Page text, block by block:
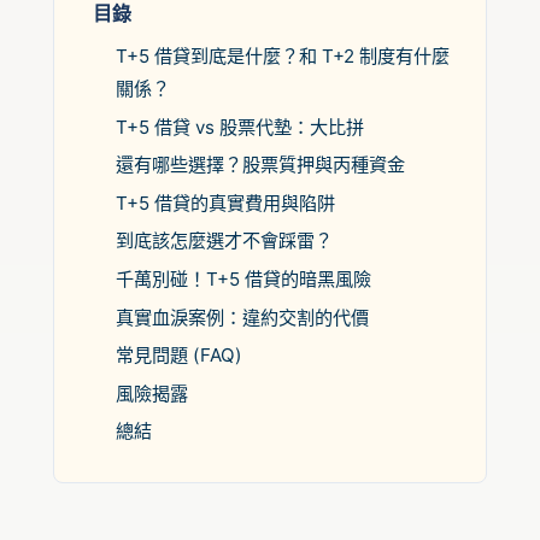
目錄
T+5 借貸到底是什麼？和 T+2 制度有什麼
關係？
T+5 借貸 vs 股票代墊：大比拼
還有哪些選擇？股票質押與丙種資金
T+5 借貸的真實費用與陷阱
到底該怎麼選才不會踩雷？
千萬別碰！T+5 借貸的暗黑風險
真實血淚案例：違約交割的代價
常見問題 (FAQ)
風險揭露
總結